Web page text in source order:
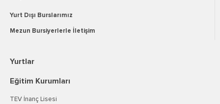
Yurt Dışı Burslarımız
Mezun Bursiyerlerle İletişim
Yurtlar
Eğitim Kurumları
TEV İnanç Lisesi